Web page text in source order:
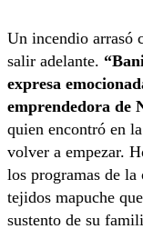
Un incendio arrasó
salir adelante.
expresa
emprendedora de
quien encontró en
volver a empezar.
los programas de
tejidos mapuche
sustento de su